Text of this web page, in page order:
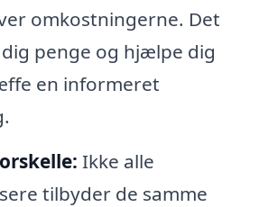
omkostningerne. Det
penge og hjælpe dig
en informeret
Ikke alle
tilbyder de samme